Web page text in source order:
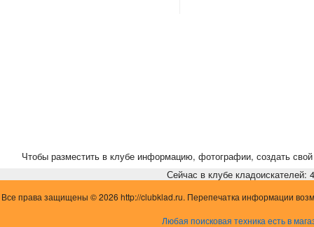
Чтобы разместить в клубе информацию, фотографии, создать свой
Сейчас в клубе кладоискателей:
Все права защищены © 2026 http://clubklad.ru. Перепечатка информации
Любая поисковая техника есть в